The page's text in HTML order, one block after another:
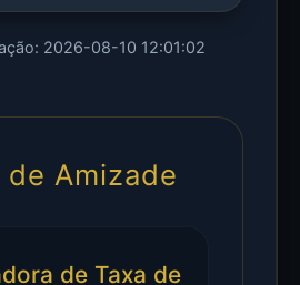
com
2026-08-10 12:01:02
de Amizade
de Taxa de